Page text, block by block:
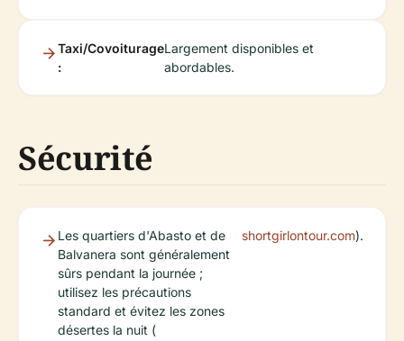
Taxi/Covoiturage
:
Largement disponibles et
abordables.
Sécurité
Les quartiers d'Abasto et de
Balvanera sont généralement
sûrs pendant la journée ;
utilisez les précautions
standard et évitez les zones
désertes la nuit (
shortgirlontour.com).